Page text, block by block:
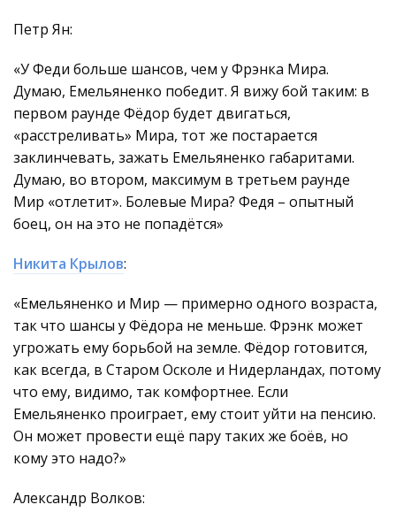
Петр Ян:
«У Феди больше шансов, чем у Фрэнка Мира.
Думаю, Емельяненко победит. Я вижу бой таким: в
первом раунде Фёдор будет двигаться,
«расстреливать» Мира, тот же постарается
заклинчевать, зажать Емельяненко габаритами.
Думаю, во втором, максимум в третьем раунде
Мир «отлетит». Болевые Мира? Федя – опытный
боец, он на это не попадётся»
Никита Крылов:
«Емельяненко и Мир — примерно одного возраста,
так что шансы у Фёдора не меньше. Фрэнк может
угрожать ему борьбой на земле. Фёдор готовится,
как всегда, в Старом Осколе и Нидерландах, потому
что ему, видимо, так комфортнее. Если
Емельяненко проиграет, ему стоит уйти на пенсию.
Он может провести ещё пару таких же боёв, но
кому это надо?»
Александр Волков: